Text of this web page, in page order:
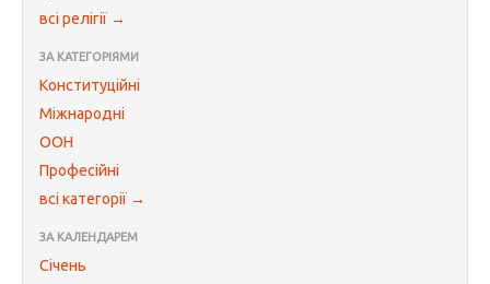
всі релігії →
ЗА КАТЕГОРІЯМИ
Конституційні
Міжнародні
ООН
Професійні
всі категорії →
ЗА КАЛЕНДАРЕМ
Січень